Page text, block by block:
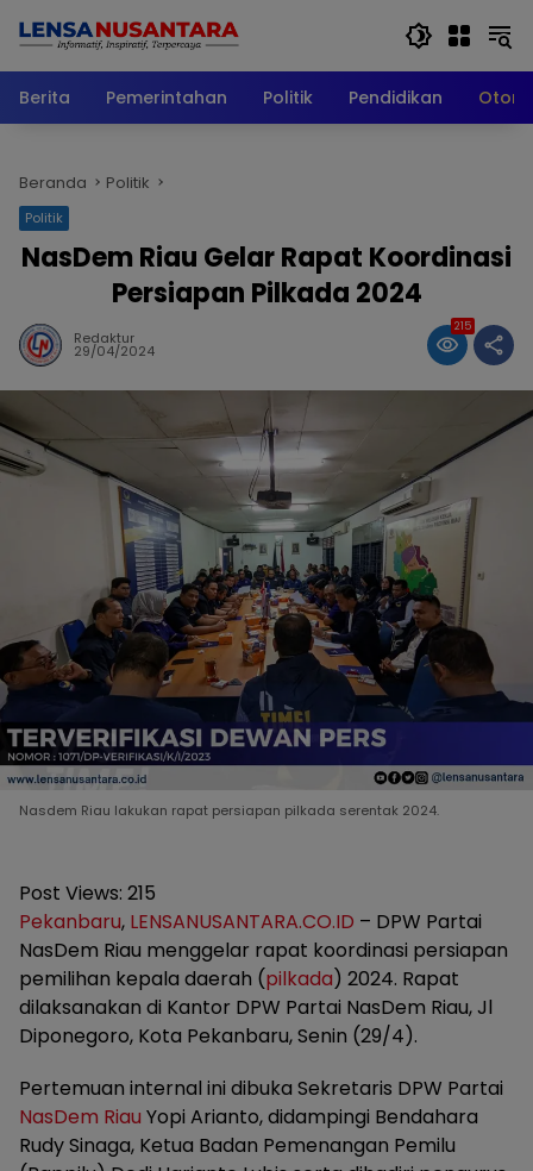
Berita
Pemerintahan Politik Pendidikan
Beranda Politik
Politik
NasDem Riau Gelar Rapat Koordinasi
Persiapan Pilkada 2024
Redaktur
29/04/2024
215
Nasdem Riau lakukan rapat persiapan pilkada serentak 2024.
Post Views: 215
Pekanbaru, LENSANUSANTARA.CO.ID – DPW Partai
NasDem Riau menggelar rapat koordinasi persiapan
pemilihan kepala daerah (pilkada) 2024. Rapat
dilaksanakan di Kantor DPW Partai NasDem Riau, Jl
Diponegoro, Kota Pekanbaru, Senin (29/4).
Pertemuan internal ini dibuka Sekretaris DPW Partai
NasDem Riau Yopi Arianto, didampingi Bendahara
Rudy Sinaga, Ketua Badan Pemenangan Pemilu